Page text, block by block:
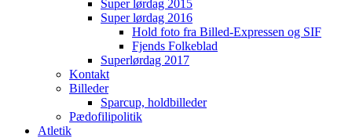
Super lørdag 2015
Super lørdag 2016
Hold foto fra Billed-Expressen og SIF
Fjends Folkeblad
Superlørdag 2017
Kontakt
Billeder
Sparcup, holdbilleder
Pædofilipolitik
Atletik